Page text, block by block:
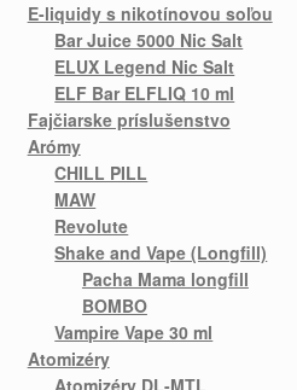
E-liquidy s nikotínovou soľou
Bar Juice 5000 Nic Salt
ELUX Legend Nic Salt
ELF Bar ELFLIQ 10 ml
Fajčiarske príslušenstvo
Arómy
CHILL PILL
MAW
Revolute
Shake and Vape (Longfill)
Pacha Mama longfill
BOMBO
Vampire Vape 30 ml
Atomizéry